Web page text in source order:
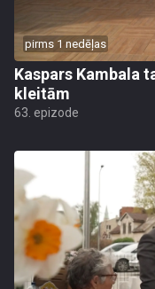
pirms 1 nedēļas
Kaspars Kambala
kleitām
63. epizode